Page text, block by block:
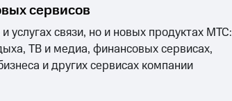
сервисов
услугах связи, но и новых продуктах МТС:
ТВ и медиа, финансовых сервисах,
и других сервисах компании